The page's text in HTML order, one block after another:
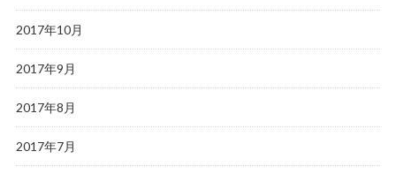
2017年10月
2017年9月
2017年8月
2017年7月